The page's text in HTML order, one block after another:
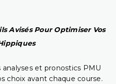
Avisés Pour Optimiser Vos
et pronostics PMU
choix avant chaque course.